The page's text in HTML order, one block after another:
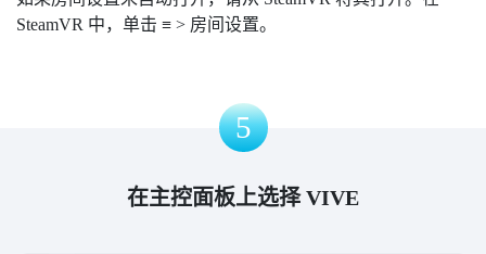
SteamVR 中，单击 ≡ > 房间设置。
5
在主控面板上选择 VIVE